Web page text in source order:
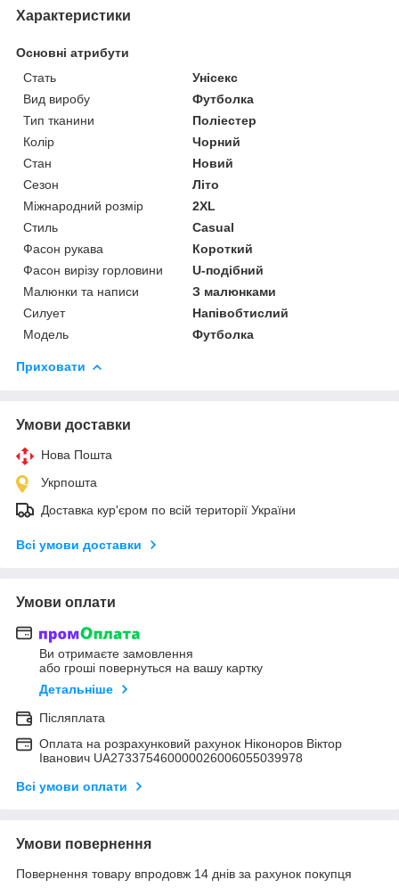
Характеристики
Основні атрибути
Стать
Унісекс
Вид виробу
Футболка
Тип тканини
Поліестер
Колір
Чорний
Стан
Новий
Сезон
Літо
Міжнародний розмір
2XL
Стиль
Casual
Фасон рукава
Короткий
Фасон вирізу горловини
U-подібний
Малюнки та написи
З малюнками
Силует
Напівобтислий
Мoдель
Футболка
Приховати
Умови доставки
Нова Пошта
Укрпошта
Доставка кур'єром по всій території України
Всі умови доставки
Умови оплати
Ви отримаєте замовлення
або гроші повернуться на вашу картку
Детальніше
Післяплата
Оплата на розрахунковий рахунок Ніконоров Віктор
Іванович UA273375460000026006055039978
Всі умови оплати
Умови повернення
Повернення товару впродовж 14 днів за рахунок покупця